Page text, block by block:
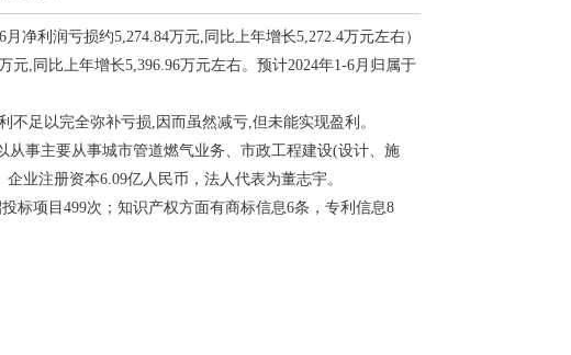
月净利润亏损约5,274.84万元,同比上年增长5,272.4万元左右）
,同比上年增长5,396.96万元左右。预计2024年1-6月归属于
足以完全弥补亏损,因而虽然减亏,但未能实现盈利。
从事主要从事城市管道燃气业务、市政工程建设(设计、施
业注册资本6.09亿人民币，法人代表为董志宇。
标项目499次；知识产权方面有商标信息6条，专利信息8